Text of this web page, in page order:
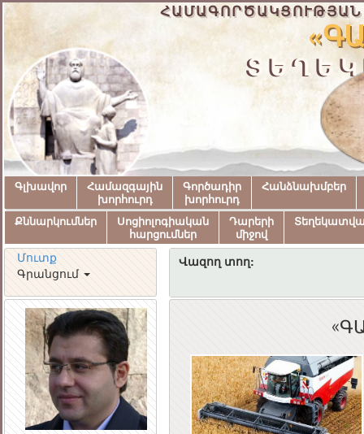
Գլխավոր
Համազգային
խորհուրդ
Գործադիր
խորհուրդ
Հանձնախմբեր
Քննարկումներ
Սոցիոլոգիական
հարցումներ
Դարերի
միջով
Մուտք
Գրանցում
Վազող տող: